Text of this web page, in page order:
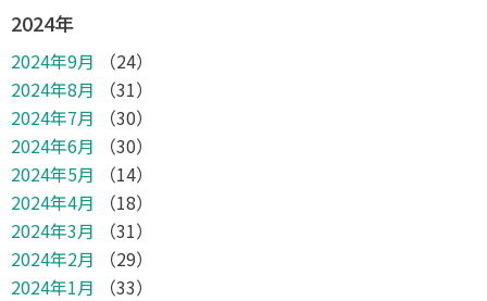
2024年
2024年9月
（24）
2024年8月
（31）
2024年7月
（30）
2024年6月
（30）
2024年5月
（14）
2024年4月
（18）
2024年3月
（31）
2024年2月
（29）
2024年1月
（33）